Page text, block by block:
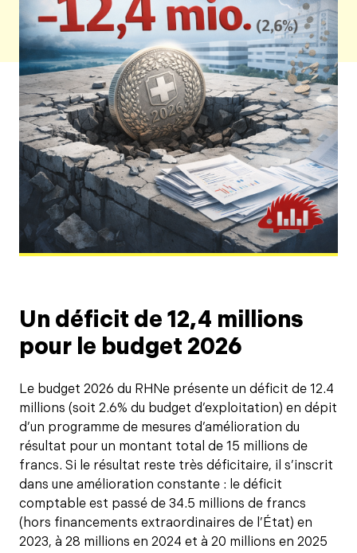
Un déficit de 12,4 millions
pour le budget 2026
Le budget 2026 du RHNe présente un déficit de 12.4
millions (soit 2.6% du budget d’exploitation) en dépit
d’un programme de mesures d’amélioration du
résultat pour un montant total de 15 millions de
francs. Si le résultat reste très déficitaire, il s’inscrit
dans une amélioration constante : le déficit
comptable est passé de 34.5 millions de francs
(hors financements extraordinaires de l’État) en
2023, à 28 millions en 2024 et à 20 millions en 2025